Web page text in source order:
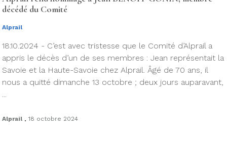
décédé du Comité
Alprail
18.10.2024 - C’est avec tristesse que le Comité d’Alprail a
appris le décès d’un de ses membres : Jean représentait la
Savoie et la Haute-Savoie chez Alprail. Âgé de 70 ans, il
nous a quitté dimanche 13 octobre ; deux jours auparavant,
...
Alprail . 18 octobre 2024